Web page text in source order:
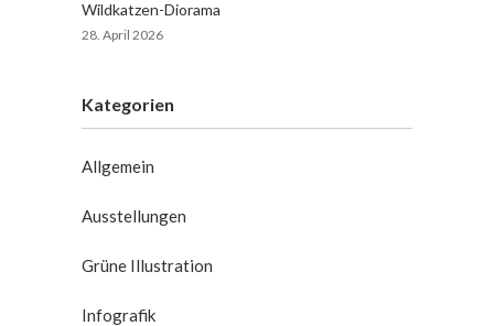
Wildkatzen-Diorama
28. April 2026
Kategorien
Allgemein
Ausstellungen
Grüne Illustration
Infografik